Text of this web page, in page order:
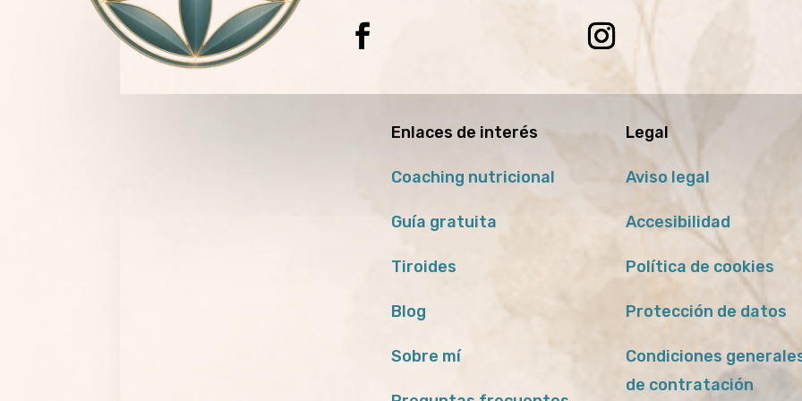
Enlaces de interés
Coaching nutricional
Guía gratuita
Tiroides
Blog
Sobre mí
Legal
Aviso legal
Accesibilidad
Política de cookies
Protección de datos
Condiciones
de contratación